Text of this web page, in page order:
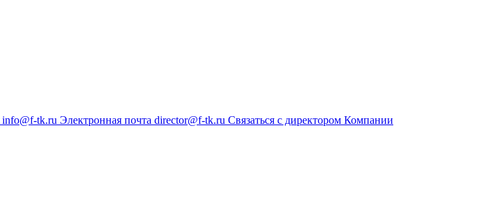
info@f-tk.ru Электронная почта director@f-tk.ru Связаться с директором Компании